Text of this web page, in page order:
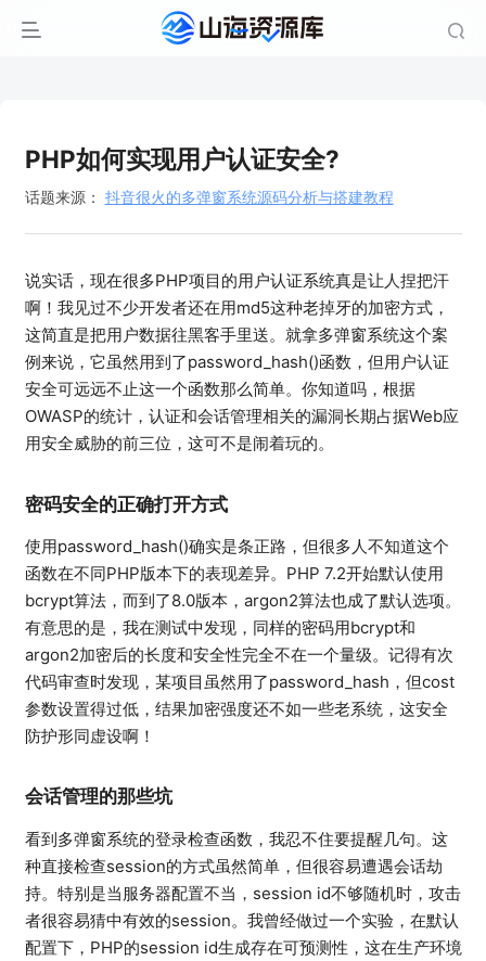
PHP如何实现用户认证安全?
话题来源： 抖音很火的多弹窗系统源码分析与搭建教程
说实话，现在很多PHP项目的用户认证系统真是让人捏把汗
啊！我见过不少开发者还在用md5这种老掉牙的加密方式，
这简直是把用户数据往黑客手里送。就拿多弹窗系统这个案
例来说，它虽然用到了password_hash()函数，但用户认证
安全可远远不止这一个函数那么简单。你知道吗，根据
OWASP的统计，认证和会话管理相关的漏洞长期占据Web应
用安全威胁的前三位，这可不是闹着玩的。
密码安全的正确打开方式
使用password_hash()确实是条正路，但很多人不知道这个
函数在不同PHP版本下的表现差异。PHP 7.2开始默认使用
bcrypt算法，而到了8.0版本，argon2算法也成了默认选项。
有意思的是，我在测试中发现，同样的密码用bcrypt和
argon2加密后的长度和安全性完全不在一个量级。记得有次
代码审查时发现，某项目虽然用了password_hash，但cost
参数设置得过低，结果加密强度还不如一些老系统，这安全
防护形同虚设啊！
会话管理的那些坑
看到多弹窗系统的登录检查函数，我忍不住要提醒几句。这
种直接检查session的方式虽然简单，但很容易遭遇会话劫
持。特别是当服务器配置不当，session id不够随机时，攻击
者很容易猜中有效的session。我曾经做过一个实验，在默认
配置下，PHP的session id生成存在可预测性，这在生产环境